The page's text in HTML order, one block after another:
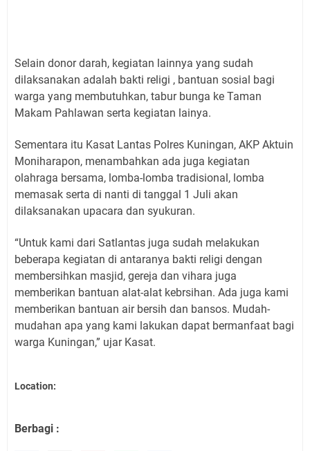
Selain donor darah, kegiatan lainnya yang sudah
dilaksanakan adalah bakti religi , bantuan sosial bagi
warga yang membutuhkan, tabur bunga ke Taman
Makam Pahlawan serta kegiatan lainya.
Sementara itu Kasat Lantas Polres Kuningan, AKP Aktuin
Moniharapon, menambahkan ada juga kegiatan
olahraga bersama, lomba-lomba tradisional, lomba
memasak serta di nanti di tanggal 1 Juli akan
dilaksanakan upacara dan syukuran.
“Untuk kami dari Satlantas juga sudah melakukan
beberapa kegiatan di antaranya bakti religi dengan
membersihkan masjid, gereja dan vihara juga
memberikan bantuan alat-alat kebrsihan. Ada juga kami
memberikan bantuan air bersih dan bansos. Mudah-
mudahan apa yang kami lakukan dapat bermanfaat bagi
warga Kuningan,” ujar Kasat.
Location:
Berbagi :